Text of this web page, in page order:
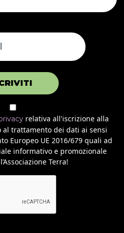
relativa all'iscrizione alla
al trattamento dei dati ai sensi
Europeo UE 2016/679 quali ad
informativo e promozionale
Terra!